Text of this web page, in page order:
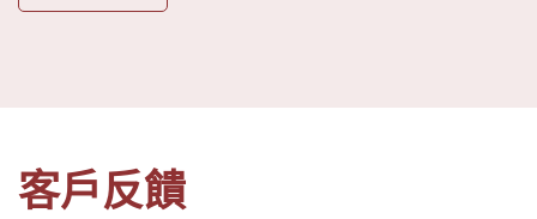
客戶反饋